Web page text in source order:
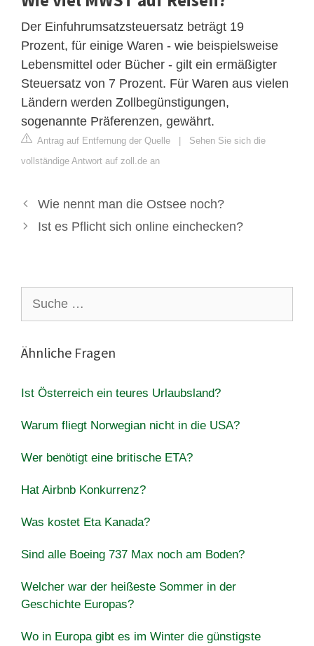
Der Einfuhrumsatzsteuersatz beträgt 19
Prozent, für einige Waren - wie beispielsweise
Lebensmittel oder Bücher - gilt ein ermäßigter
Steuersatz von 7 Prozent. Für Waren aus vielen
Ländern werden Zollbegünstigungen,
sogenannte Präferenzen, gewährt.
Antrag auf Entfernung der Quelle | Sehen Sie sich die
vollständige Antwort auf zoll.de an
Wie nennt man die Ostsee noch?
Ist es Pflicht sich online einchecken?
nach:
Ähnliche Fragen
Ist Österreich ein teures Urlaubsland?
Warum fliegt Norwegian nicht in die USA?
Wer benötigt eine britische ETA?
Hat Airbnb Konkurrenz?
Was kostet Eta Kanada?
Sind alle Boeing 737 Max noch am Boden?
Welcher war der heißeste Sommer in der
Geschichte Europas?
Wo in Europa gibt es im Winter die günstigste